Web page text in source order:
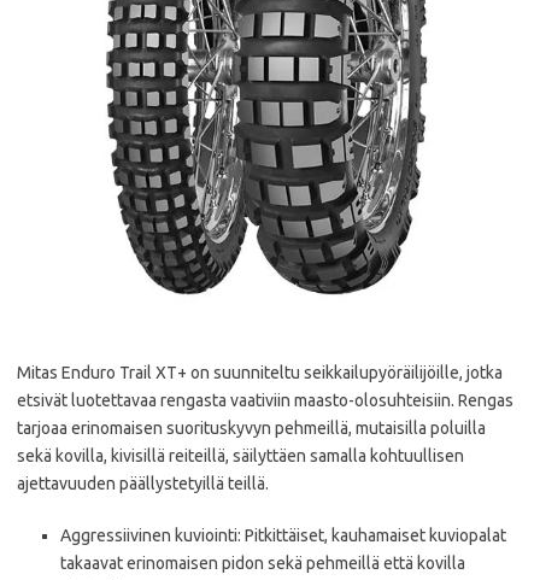
Mitas Enduro Trail XT+ on suunniteltu seikkailupyöräilijöille, jotka
etsivät luotettavaa rengasta vaativiin maasto-olosuhteisiin. Rengas
tarjoaa erinomaisen suorituskyvyn pehmeillä, mutaisilla poluilla
sekä kovilla, kivisillä reiteillä, säilyttäen samalla kohtuullisen
ajettavuuden päällystetyillä teillä.
Aggressiivinen kuviointi: Pitkittäiset, kauhamaiset kuviopalat
takaavat erinomaisen pidon sekä pehmeillä että kovilla